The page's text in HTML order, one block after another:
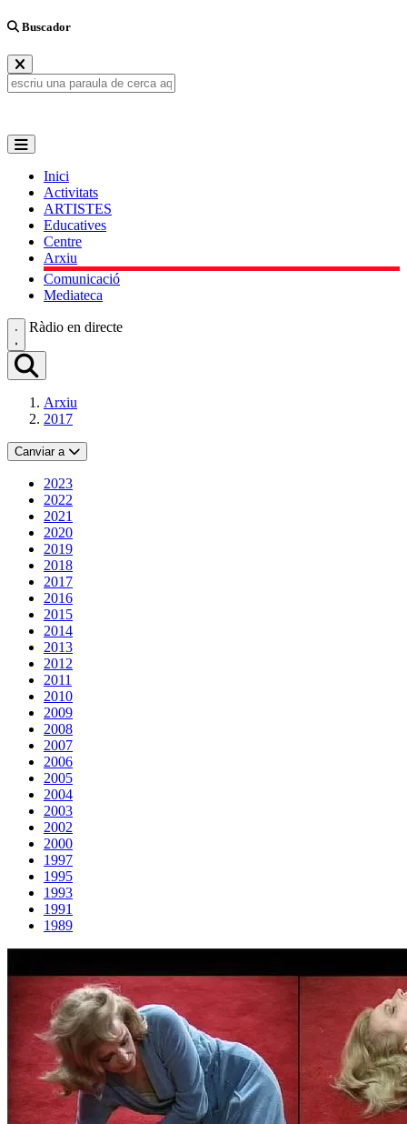
Buscador
Inici
Activitats
ARTISTES
Educatives
Centre
Arxiu
Comunicació
Mediateca
Ràdio en directe
Arxiu
2017
Canviar a
2023
2022
2021
2020
2019
2018
2017
2016
2015
2014
2013
2012
2011
2010
2009
2008
2007
2006
2005
2004
2003
2002
2000
1997
1995
1993
1991
1989